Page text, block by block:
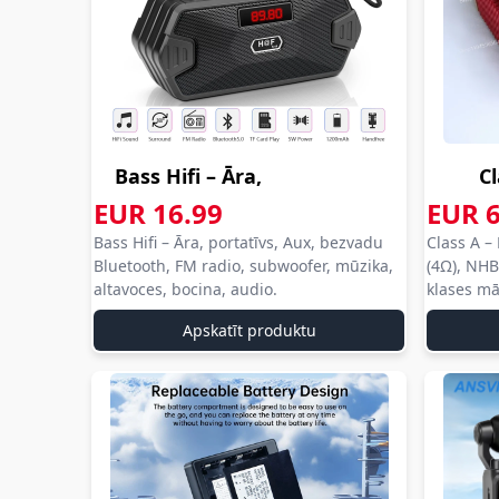
Bass Hifi – Āra,
portatīvs, Au...
aliexpress com
aliexpress
EUR 16.99
aliexpress
com
aliexpress
Bass Hifi – Āra, portatīvs, Aux, bezvadu
Bluetooth, FM radio, subwoofer, mūzika,
altavoces, bocina, audio.
Apskatīt produktu
com
EUR
com
Class A
(4Ω),
klases